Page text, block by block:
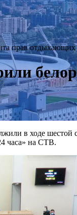
прав отдыхающих
в ходе
часа» на СТВ.